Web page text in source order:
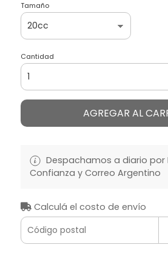
Tamaño
Cantidad
AGREGAR AL
Despachamos a diario por
Confianza y Correo Argentino
Calculá el costo de envío